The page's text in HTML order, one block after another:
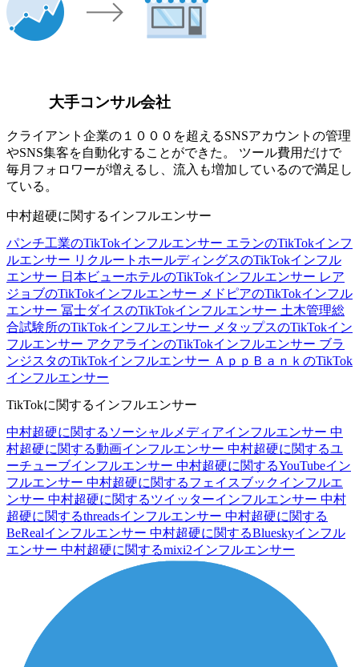
大手コンサル会社
クライアント企業の１０００を超えるSNSアカウントの管理
やSNS集客を自動化することができた。 ツール費用だけで
毎月フォロワーが増えるし、流入も増加しているので満足し
ている。
中村超硬に関するインフルエンサー
パンチ工業のTikTokインフルエンサー エランのTikTokインフ
ルエンサー リクルートホールディングスのTikTokインフル
エンサー 日本ビューホテルのTikTokインフルエンサー レア
ジョブのTikTokインフルエンサー メドピアのTikTokインフル
エンサー 冨士ダイスのTikTokインフルエンサー 土木管理総
合試験所のTikTokインフルエンサー メタップスのTikTokイン
フルエンサー アクアラインのTikTokインフルエンサー ブラ
ンジスタのTikTokインフルエンサー ＡｐｐＢａｎｋのTikTok
インフルエンサー
TikTokに関するインフルエンサー
中村超硬に関するソーシャルメディアインフルエンサー 中
村超硬に関する動画インフルエンサー 中村超硬に関するユ
ーチューブインフルエンサー 中村超硬に関するYouTubeイン
フルエンサー 中村超硬に関するフェイスブックインフルエ
ンサー 中村超硬に関するツイッターインフルエンサー 中村
超硬に関するthreadsインフルエンサー 中村超硬に関する
BeRealインフルエンサー 中村超硬に関するBlueskyインフル
エンサー 中村超硬に関するmixi2インフルエンサー